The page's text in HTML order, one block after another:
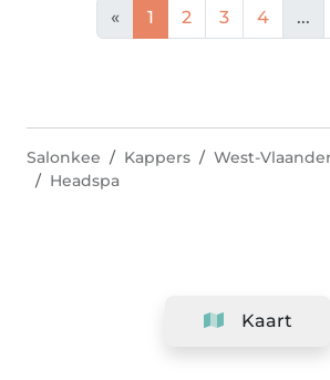
« 1 2 3 4 ...
Kaart
Salonkee Kappers West-
Headspa